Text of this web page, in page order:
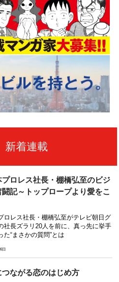
新着連載
プロレス社長・棚橋弘至のビジ
記～トップロープより愛をこ
ロレス社長・棚橋弘至がテレビ朝日グ
社長ズラリ20人を前に、真っ先に挙手
た“まさかの質問”とは
日
つながる恋のはじめ方